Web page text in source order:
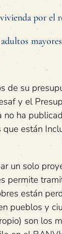
vivienda por
su
y el
ha
están
un solo
permite
están
pueblos y
son los